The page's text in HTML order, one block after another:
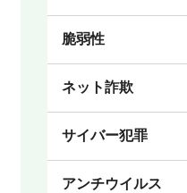
脆弱性
ネット詐欺
サイバー犯罪
アンチウイルス